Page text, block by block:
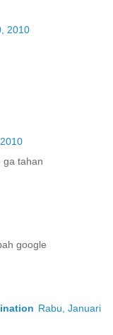
2010
ga tahan
google
Rabu, Januari